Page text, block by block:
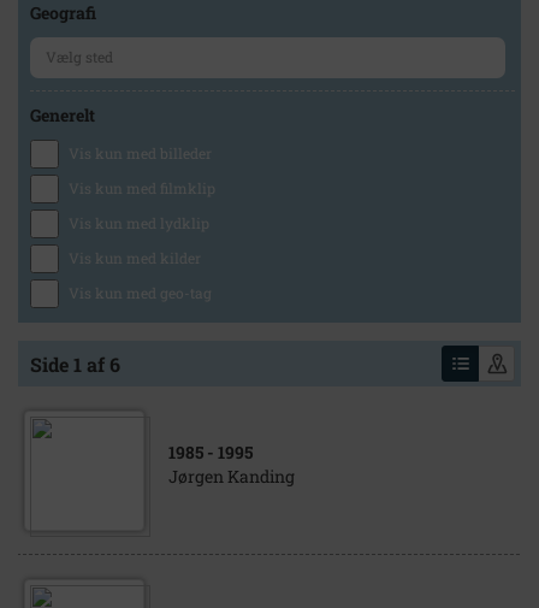
Geografi
Generelt
Vis kun med billeder
Vis kun med filmklip
Vis kun med lydklip
Vis kun med kilder
Vis kun med geo-tag
Side 1 af 6
1985 - 1995
Jørgen Kanding